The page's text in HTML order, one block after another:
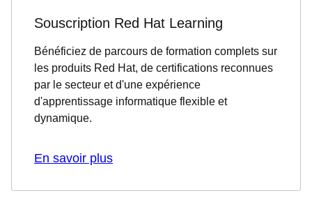
Souscription Red Hat Learning
Bénéficiez de parcours de formation complets sur
les produits Red Hat, de certifications reconnues
par le secteur et d'une expérience
d'apprentissage informatique flexible et
dynamique.
En savoir plus